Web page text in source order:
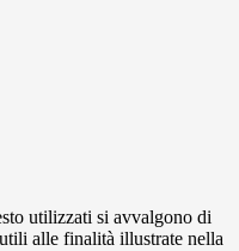
utilizzati si avvalgono di
alle finalità illustrate nella